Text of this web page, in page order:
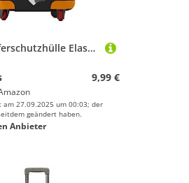
Mateju Kofferschutzhülle Elastisch Kofferhülle 18-32 Zoll, Schwarz Gepäck Cover Reisekoffer Hülle Trolley Case Schutzhülle Luggage Cover Waschbare Staubdichte Kofferbezug (L,Sonnenbrille)
9,99 €
27.09.2025 um 00:03; der
geändert haben.
Anbieter